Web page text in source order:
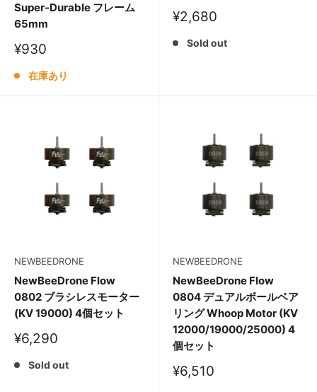
Super-Durable フレーム
65mm
販
価
¥930
在庫あり
販
価
¥2,680
Sold out
NEWBEEDRONE
NewBeeDrone Flow
0802 ブラシレスモーター
(KV 19000) 4個セット
販
価
¥6,290
Sold out
NEWBEEDRONE
NewBeeDrone Flow
0804 デュアルボールベア
リング Whoop Motor (KV
12000/19000/25000) 4
個セット
販
¥6,510